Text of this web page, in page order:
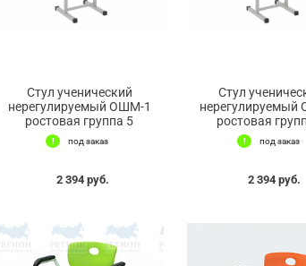
Стул ученический
нерегулируемый ОШМ-1
ростовая группа 5
под заказ
2 394 руб.
Стул
нерегулируемый
ростовая
под заказ
2 394 руб.